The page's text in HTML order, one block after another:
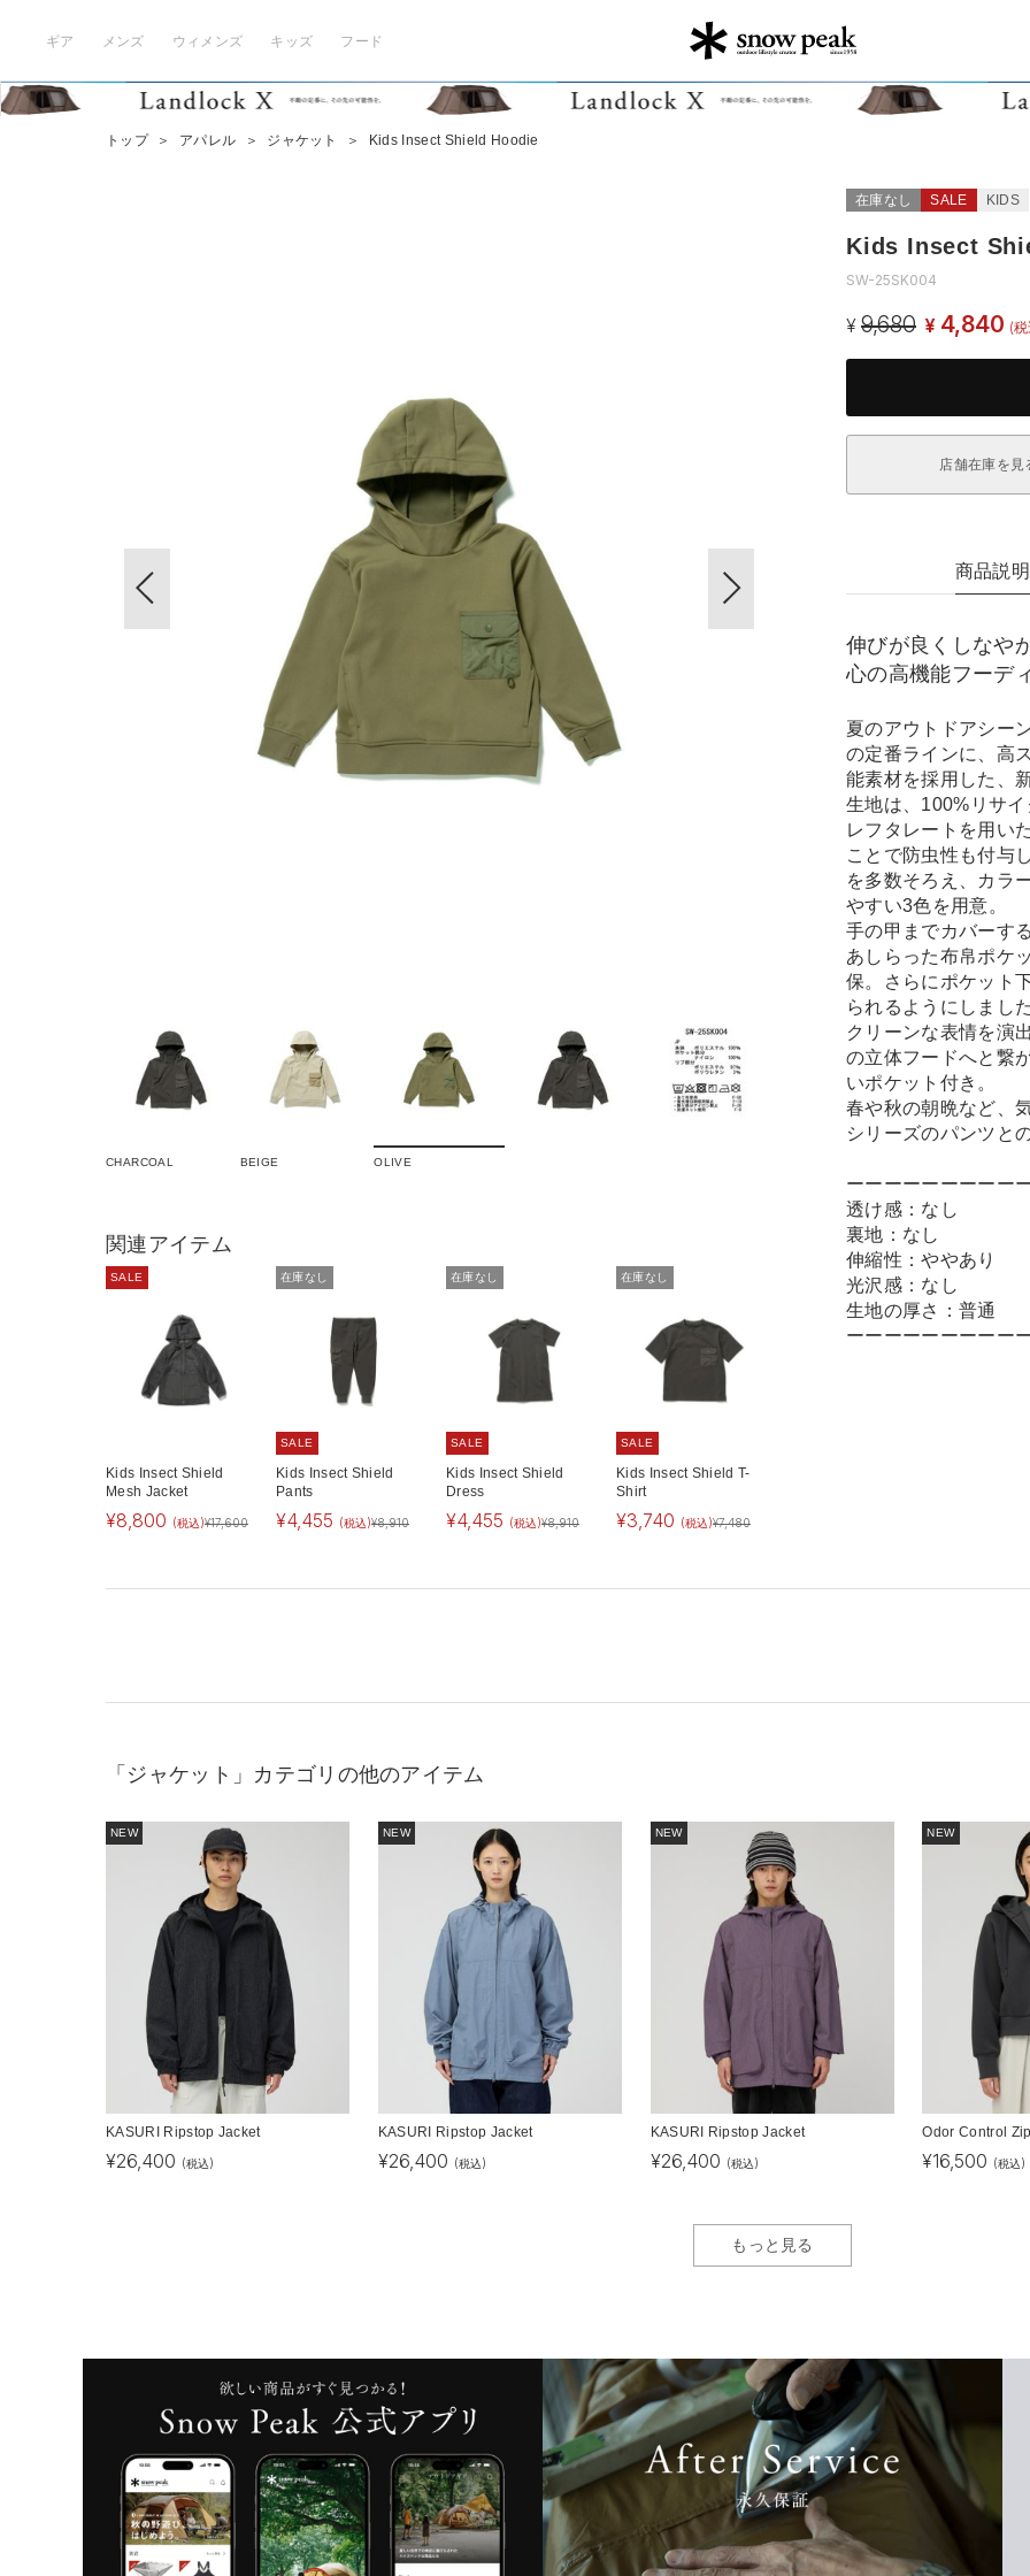
ギア メンズ ウィメンズ キッズ フード
トップ ＞ アパレル ＞ ジャケット ＞ Kids Insect Shield Hoodie
CHARCOAL BEIGE OLIVE
在庫なし SALE KIDS
Kids Insect
SW-25SK004
¥ 9,680 ¥ 4,840 (
店舗在庫を見
商品説明
伸びが良くしなや
心の高機能フーデ
夏のアウトドアシー
の定番ラインに、高
能素材を採用した、
生地は、100%リサ
レフタレートを用い
ことで防虫性も付与
を多数そろえ、カラ
やすい3色を用意。
手の甲までカバーす
あしらった布帛ポケ
保。さらにポケット
られるようにしまし
クリーンな表情を演
の立体フードへと繋
いポケット付き。
春や秋の朝晩など、
シリーズのパンツと
ーーーーーーーーー
透け感：なし
裏地：なし
伸縮性：ややあり
光沢感：なし
生地の厚さ：普通
ーーーーーーーーー
関連アイテム
SALE
Kids Insect Shield
Mesh Jacket
¥8,800 (税込)¥17,600
在庫なし
SALE
Kids Insect Shield
Pants
¥4,455 (税込)¥8,910
在庫なし
SALE
Kids Insect Shield
Dress
¥4,455 (税込)¥8,910
在庫なし
SALE
Kids Insect Shield T-
Shirt
¥3,740 (税込)¥7,480
「ジャケット」カテゴリの他のアイテム
NEW
KASURI Ripstop Jacket
¥26,400 (税込)
NEW
KASURI Ripstop Jacket
¥26,400 (税込)
NEW
KASURI Ripstop Jacket
¥26,400 (税込)
NEW
Odor Control
¥16,500 (税込)
もっと見る